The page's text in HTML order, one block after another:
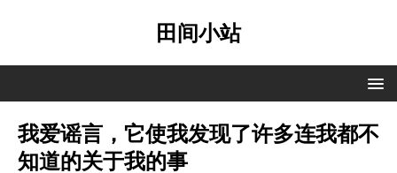
田间小站
我爱谣言，它使我发现了许多连我都不
知道的关于我的事